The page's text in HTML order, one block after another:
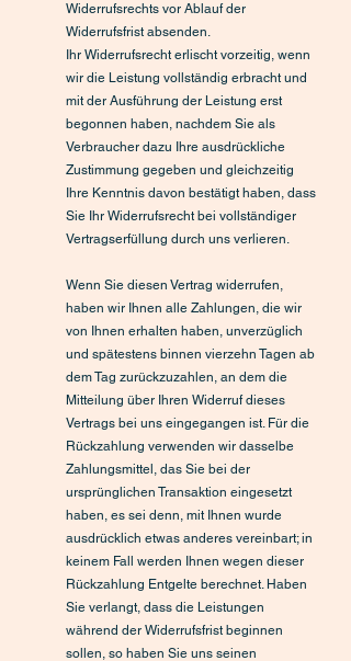
Widerrufsrechts vor Ablauf der
Widerrufsfrist absenden.
Ihr Widerrufsrecht erlischt vorzeitig, wenn
wir die Leistung vollständig erbracht und
mit der Ausführung der Leistung erst
begonnen haben, nachdem Sie als
Verbraucher dazu Ihre ausdrückliche
Zustimmung gegeben und gleichzeitig
Ihre Kenntnis davon bestätigt haben, dass
Sie Ihr Widerrufsrecht bei vollständiger
Vertragserfüllung durch uns verlieren.
Wenn Sie diesen Vertrag widerrufen,
haben wir Ihnen alle Zahlungen, die wir
von Ihnen erhalten haben, unverzüglich
und spätestens binnen vierzehn Tagen ab
dem Tag zurückzuzahlen, an dem die
Mitteilung über Ihren Widerruf dieses
Vertrags bei uns eingegangen ist. Für die
Rückzahlung verwenden wir dasselbe
Zahlungsmittel, das Sie bei der
ursprünglichen Transaktion eingesetzt
haben, es sei denn, mit Ihnen wurde
ausdrücklich etwas anderes vereinbart; in
keinem Fall werden Ihnen wegen dieser
Rückzahlung Entgelte berechnet. Haben
Sie verlangt, dass die Leistungen
während der Widerrufsfrist beginnen
sollen, so haben Sie uns seinen